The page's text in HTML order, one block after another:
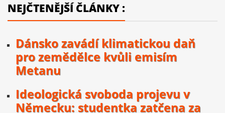
NEJČTENĚJŠÍ ČLÁNKY :
Dánsko zavádí klimatickou daň
pro zemědělce kvůli emisím
Metanu
Ideologická svoboda projevu v
Německu: studentka zatčena za